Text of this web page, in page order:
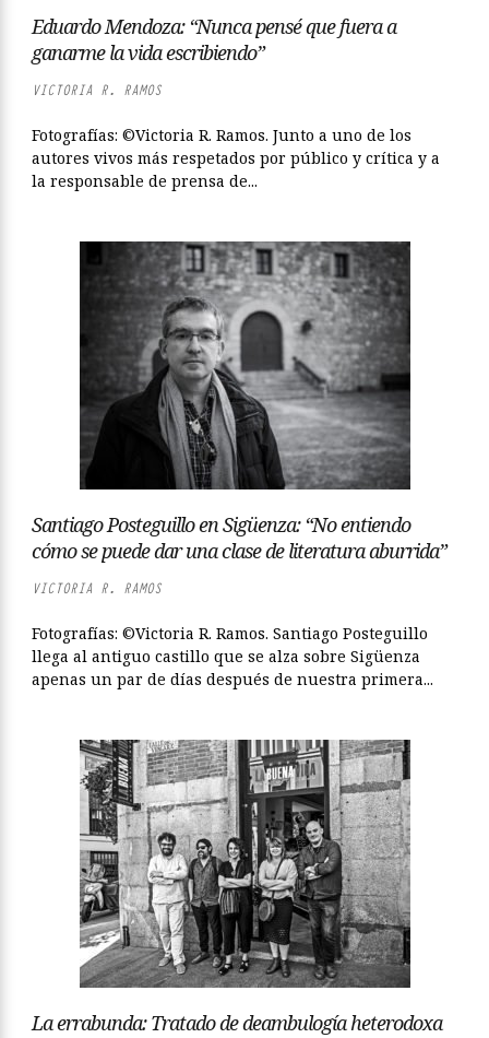
Eduardo Mendoza: “Nunca pensé que fuera a
ganarme la vida escribiendo”
VICTORIA R. RAMOS
Fotografías: ©Victoria R. Ramos. Junto a uno de los
autores vivos más respetados por público y crítica y a
la responsable de prensa de...
Santiago Posteguillo en Sigüenza: “No entiendo
cómo se puede dar una clase de literatura aburrida”
VICTORIA R. RAMOS
Fotografías: ©Victoria R. Ramos. Santiago Posteguillo
llega al antiguo castillo que se alza sobre Sigüenza
apenas un par de días después de nuestra primera...
La errabunda: Tratado de deambulogía heterodoxa